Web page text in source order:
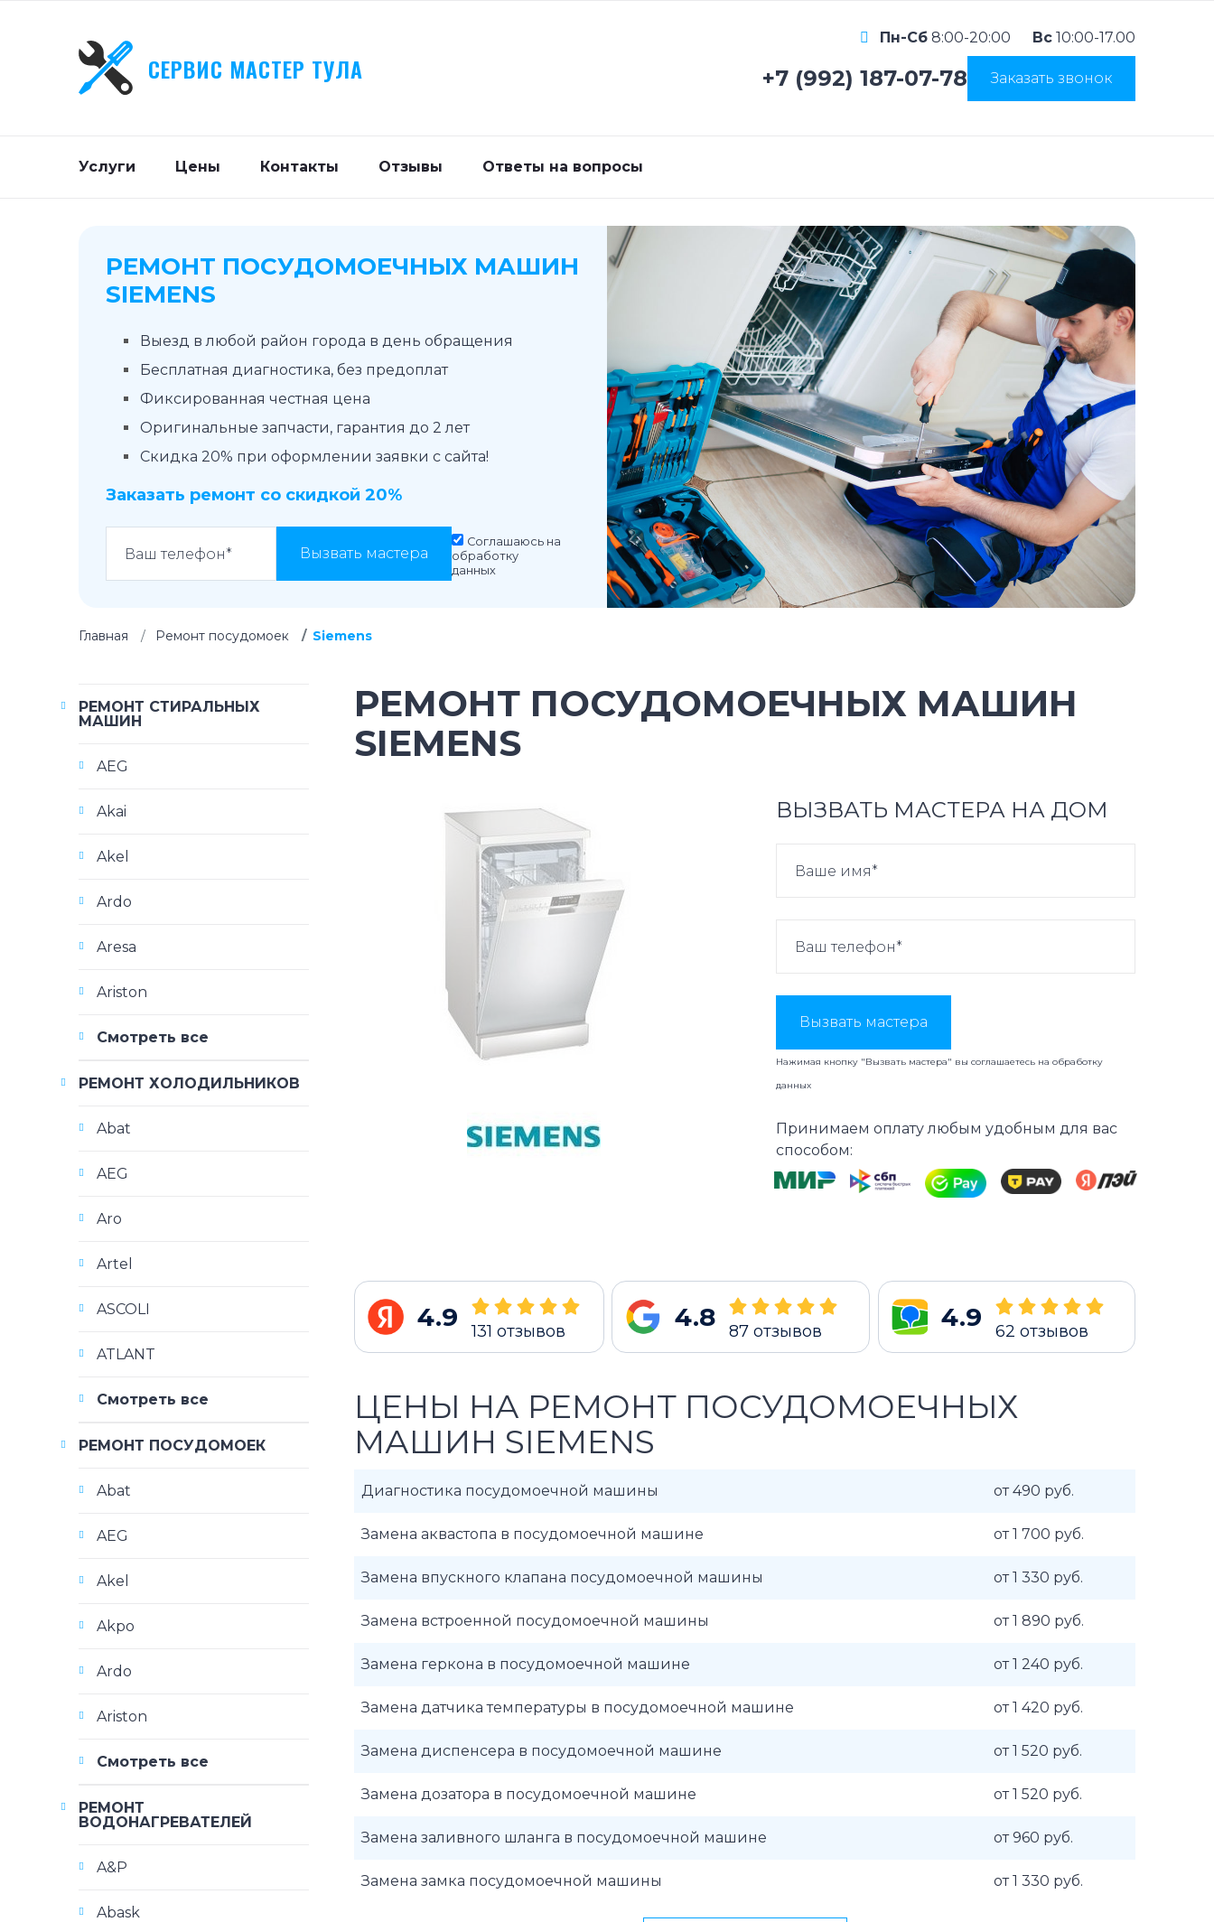
СЕРВИС МАСТЕР ТУЛА
Пн-Сб 8:00-20:00 Вс 10:00-17.00
+7 (992) 187-07-78 Заказать звонок
Услуги Цены Контакты Отзывы Ответы на вопросы
РЕМОНТ ПОСУДОМОЕЧНЫХ МАШИН
SIEMENS
Выезд в любой район города в день обращения
Бесплатная диагностика, без предоплат
Фиксированная честная цена
Оригинальные запчасти, гарантия до 2 лет
Скидка 20% при оформлении заявки с сайта!
Заказать ремонт со скидкой 20%
Вызвать мастера
Соглашаюсь на
обработку
данных
Главная Ремонт посудомоек Siemens
РЕМОНТ ПОСУДОМОЕЧНЫХ МАШИН
SIEMENS
ВЫЗВАТЬ МАСТЕРА НА ДОМ
Вызвать мастера
Нажимая кнопку "Вызвать мастера" вы соглашаетесь наобработку
данных
Принимаем оплату любым удобным для вас
способом:
4.9 131 отзывов 4.8 87 отзывов 4.9 62 отзывов
ЦЕНЫ НА РЕМОНТ ПОСУДОМОЕЧНЫХ
МАШИН SIEMENS
Диагностика посудомоечной машины от 490 руб.
Замена аквастопа в посудомоечной машине от 1 700 руб.
Замена впускного клапана посудомоечной машины от 1 330 руб.
Замена встроенной посудомоечной машины от 1 890 руб.
Замена геркона в посудомоечной машине от 1 240 руб.
Замена датчика температуры в посудомоечной машине от 1 420 руб.
Замена диспенсера в посудомоечной машине от 1 520 руб.
Замена дозатора в посудомоечной машине от 1 520 руб.
Замена заливного шланга в посудомоечной машине от 960 руб.
Замена замка посудомоечной машины от 1 330 руб.
РЕМОНТ СТИРАЛЬНЫХ
МАШИН
AEG
Akai
Akel
Ardo
Aresa
Ariston
Смотреть все
РЕМОНТ ХОЛОДИЛЬНИКОВ
Abat
AEG
Aro
Artel
ASCOLI
ATLANT
Смотреть все
РЕМОНТ ПОСУДОМОЕК
Abat
AEG
Akel
Akpo
Ardo
Ariston
Смотреть все
РЕМОНТ
ВОДОНАГРЕВАТЕЛЕЙ
A&P
Abask